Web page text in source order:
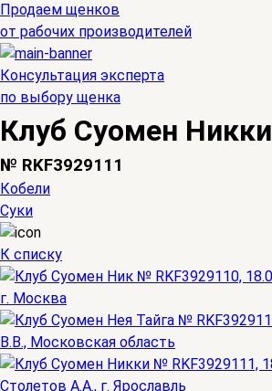
Продаем щенков
от рабочих производителей
Консультация эксперта
по выбору щенка
Клуб Суомен Никки
№ RKF3929111
Кобели
Суки
К списку